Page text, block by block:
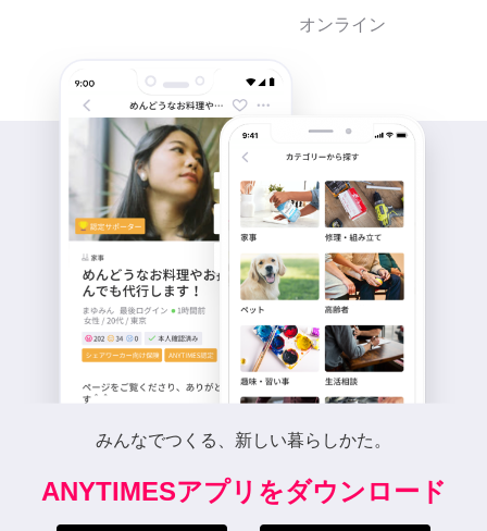
オンライン
みんなでつくる、新しい暮らしかた。
ANYTIMESアプリをダウンロード